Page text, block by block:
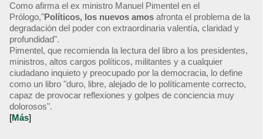
Como afirma el ex ministro Manuel Pimentel en el
Prólogo,"Políticos, los nuevos amos afronta el problema de la
degradación del poder con extraordinaria valentía, claridad y
profundidad".
Pimentel, que recomienda la lectura del libro a los presidentes,
ministros, altos cargos políticos, militantes y a cualquier
ciudadano inquieto y preocupado por la democracia, lo define
como un libro "duro, libre, alejado de lo políticamente correcto,
capaz de provocar reflexiones y golpes de conciencia muy
dolorosos".
[Más]